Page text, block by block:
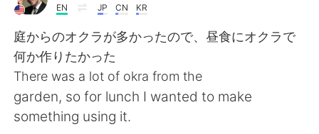
ไทย
English
EN JP CN KR
庭からのオクラが多かったので、昼食にオクラで
何か作りたかった
There was a lot of okra from the
garden, so for lunch I wanted to make
something using it.